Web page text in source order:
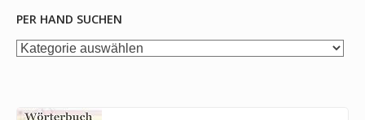
PER HAND SUCHEN
per